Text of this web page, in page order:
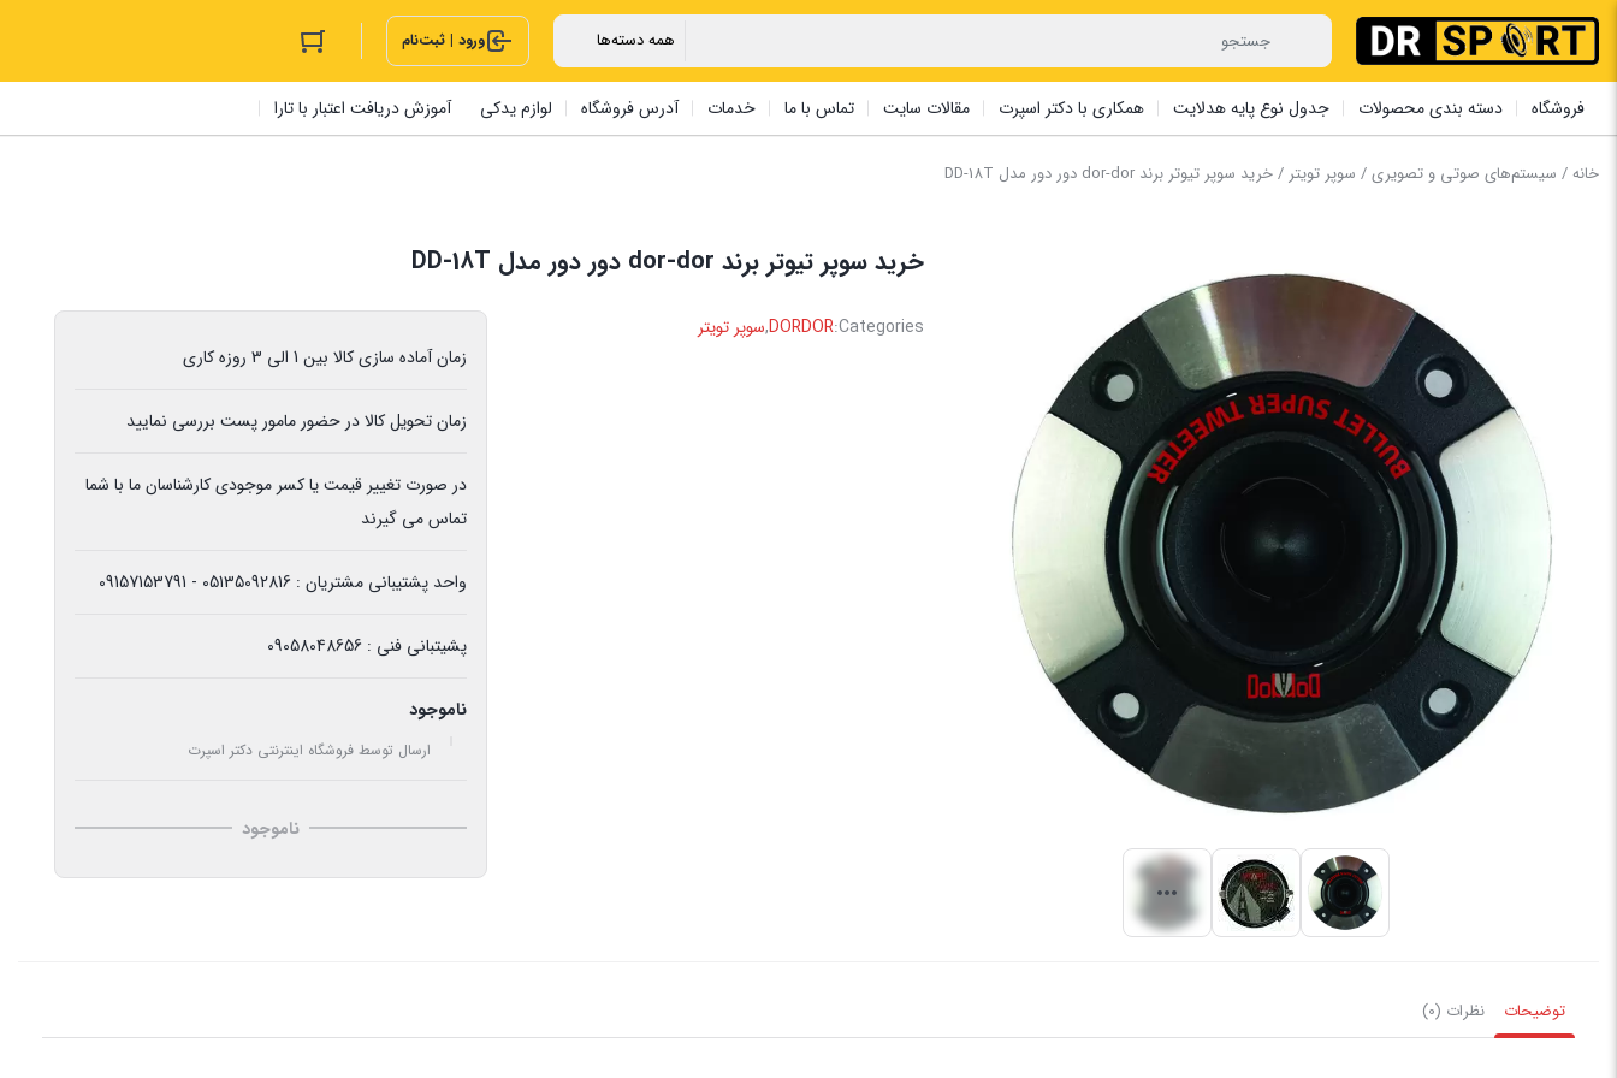
ورود | ثبت‌نام
فروشگاه دسته بندی محصولات جدول نوع پایه هدلایت همکاری با دکتر اسپرت مقالات سایت تماس با ما خدمات آدرس فروشگاه لوازم یدکی آموزش دریافت اعتبار با تارا
خانه/ سیستم‌های صوتی و تصویری/ سوپر تویتر / خرید سوپر تیوتر برند dor-dor دور دور مدل DD-18T
خرید سوپر تیوتر برند dor-dor دور دور مدل DD-18T
Categories:
DORDOR
,سوپر تویتر
زمان آماده سازی کالا بین 1 الی 3 روزه کاری
زمان تحویل کالا در حضور مامور پست بررسی نمایید
در صورت تغییر قیمت یا کسر موجودی کارشناسان ما با شما
تماس می گیرند
واحد پشتیبانی مشتریان : 05135092816 - 09157153791
پشیتبانی فنی : 09058048656
ناموجود
ارسال توسط فروشگاه اینترنتی دکتر اسپرت
ناموجود
توضیحات نظرات (0)